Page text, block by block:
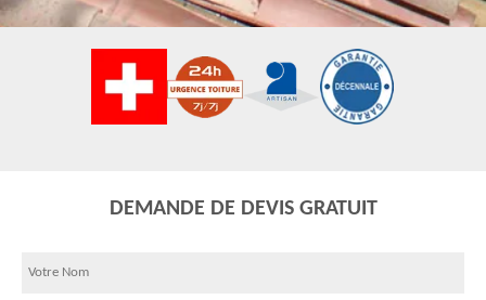
DEMANDE DE DEVIS GRATUIT